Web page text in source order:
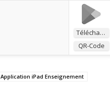
Télécharger
QR-Code
Application iPad Enseignement